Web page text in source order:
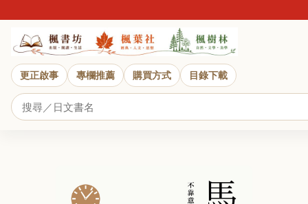
更正啟事 專欄推薦 購買方式 目錄下載